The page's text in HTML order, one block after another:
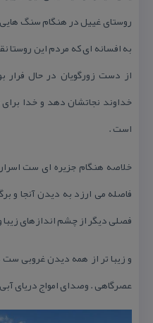
روستای غییل در هنگام سنگ
به افسانه ای كه مردم این روستا
از دست زورگویان در حال فرار
خداوند نجاتشان دهد و خدا
است .
خلاصه هنگام جزیره ای ست
فاصله می ارزد به دیدن آنجا و
فصلی دیگر از چشم اندازهای
و زیبا تر از همه دیدن غروبی
عصرگاهی . وصدای امواج دریای